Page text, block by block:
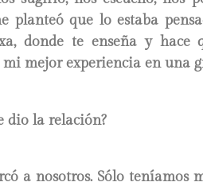
planteó que lo estaba
donde te enseña y
mi mejor experiencia en una
dio la relación?
a nosotros. Sólo teníamos